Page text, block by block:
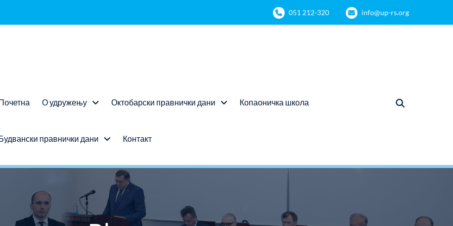
051 212-320 info@up-rs.org
О удружењу Октобарски правнички дани Копаоничка школа
правнички дани Контакт